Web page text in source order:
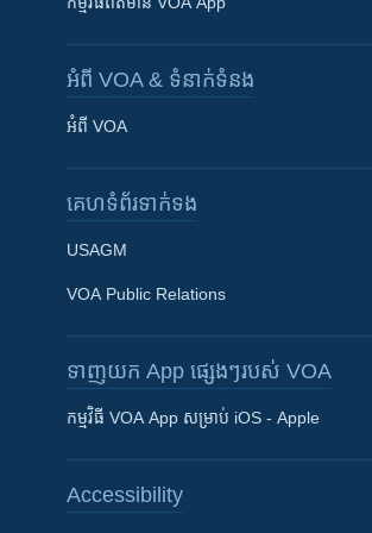
Khmer English
អំពី​ VOA & ទំនាក់ទំនង
អំពី​ VOA
គេហទំព័រ​​ទាក់ទង
USAGM
VOA Public Relations
ទាញយក​ App ផ្សេងៗ​របស់​ VOA
កម្មវិធី​ VOA App សម្រាប់ iOS - Apple
Accessibility